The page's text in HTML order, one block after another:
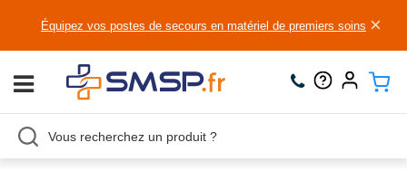
Équipez vos postes de secours en matériel de premiers soins ×